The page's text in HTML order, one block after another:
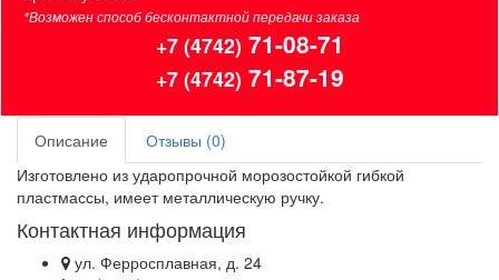
*Возможен способ бесконтактной передачи заказа
+7 (4742) 71-08-71
+7 (4742) 71-87-19
Описание
Отзывы (0)
Изготовлено из ударопрочной морозостойкой гибкой
пластмассы, имеет металлическую ручку.
Контактная информация
ул. Ферросплавная, д. 24